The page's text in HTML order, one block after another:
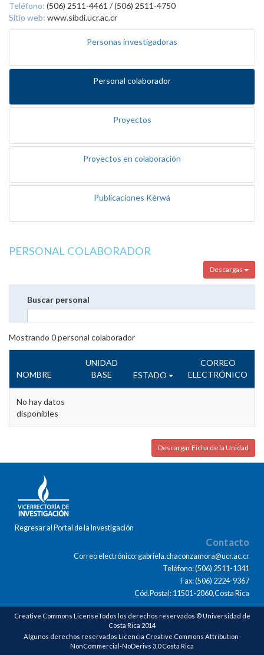
Teléfono: (506) 2511-4461 / (506) 2511-4750
Sitio web: www.sibdi.ucr.ac.cr
Personas investigadoras
Personal colaborador
Proyectos
Proyectos en colaboración
Publicaciones Kérwá
PERSONAL COLABORADOR
Descargas
Buscar personal
Mostrando 0personal colaborador
NOMBRE
UNIDAD
BASE
ESTADO
CORREO
ELECTRÓNICO
No hay datos
disponibles
Descargar Ficha de la Unidad
Regresar al Portal de la Investigación
Contacto
Correo electrónico: gabriela.chaconzamora@ucr.ac.cr
Teléfono: (506) 2511-1341
Fax: (506) 2224-9367
Cód.Postal: 11501-2060,Costa Rica
Creative Commons LicenseTodos los derechos reservados © Universidad de
Costa Rica 2014
Algunos derechos reservados Licencia Creative Commons Attribution-
NonCommercial-NoDerivs 3.0 Costa Rica